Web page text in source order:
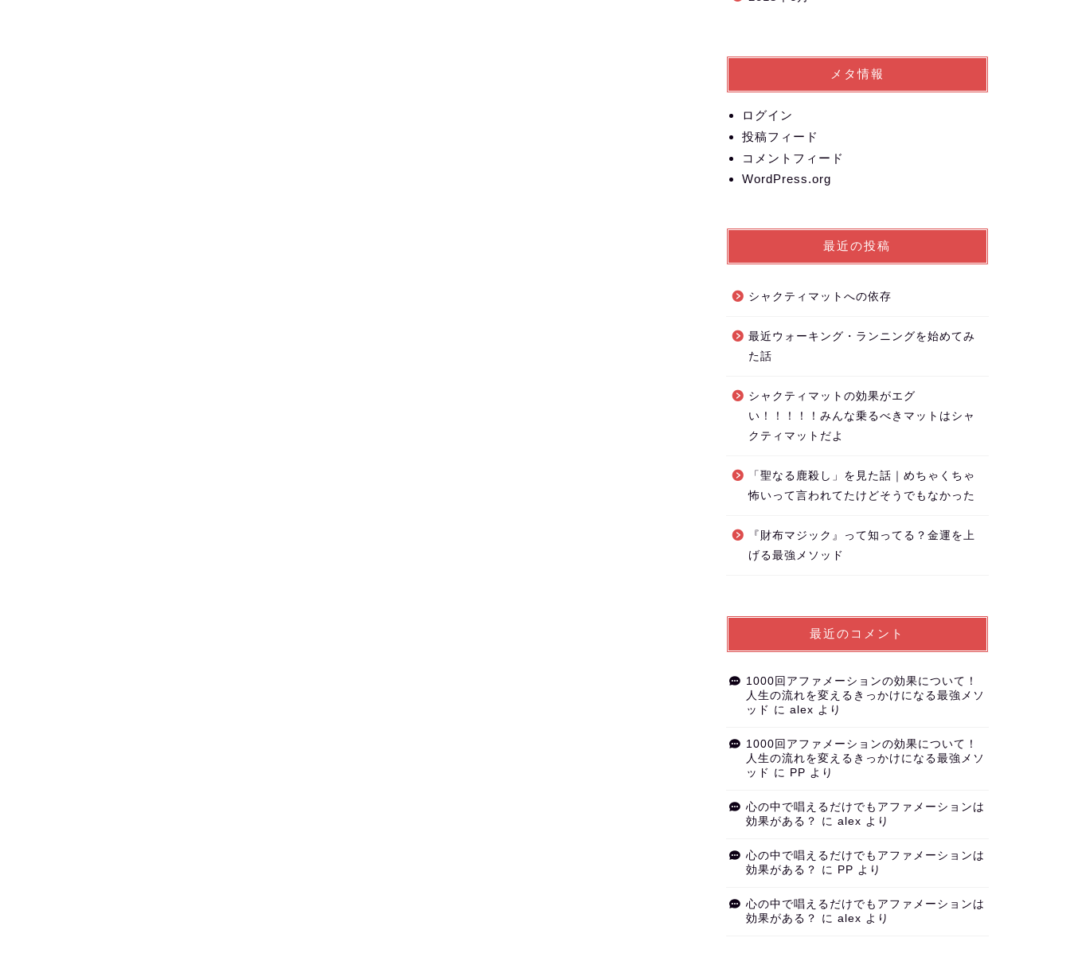
メタ情報
ログイン
投稿フィード
コメントフィード
WordPress.org
最近の投稿
シャクティマットへの依存
最近ウォーキング・ランニングを始めてみ
た話
シャクティマットの効果がエグ
い！！！！！みんな乗るべきマットはシャ
クティマットだよ
「聖なる鹿殺し」を見た話｜めちゃくちゃ
怖いって言われてたけどそうでもなかった
『財布マジック』って知ってる？金運を上
げる最強メソッド
最近のコメント
1000回アファメーションの効果について！
人生の流れを変えるきっかけになる最強メソ
ッド に alex より
1000回アファメーションの効果について！
人生の流れを変えるきっかけになる最強メソ
ッド に PP より
心の中で唱えるだけでもアファメーションは
効果がある？
に alex より
心の中で唱えるだけでもアファメーションは
効果がある？
に PP より
心の中で唱えるだけでもアファメーションは
効果がある？
に alex より